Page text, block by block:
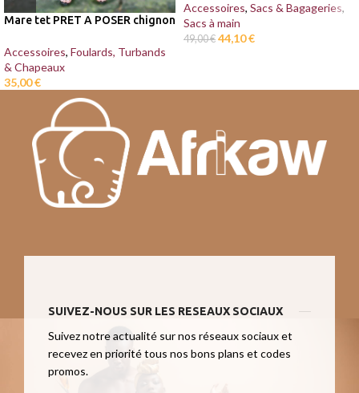
Mare tet PRET A POSER chignon
Accessoires, Foulards, Turbands
& Chapeaux
35,00€
Accessoires, Sacs & Bagageries,
Sacs à main
49,00€ 44,10€
SUIVEZ-NOUS SUR LES RESEAUX SOCIAUX
Suivez notre actualité sur nos réseaux sociaux et
recevez en priorité tous nos bons plans et codes
promos.